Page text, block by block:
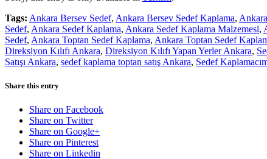
Tags: Ankara Bersev Sedef, Ankara Bersev Sedef Kaplama,
Sedef, Ankara Sedef Kaplama, Ankara Sedef Kaplama Malzemesi,
Sedef, Ankara Toptan Sedef Kaplama, Ankara Toptan Sedef
Direksiyon Kılıfı Ankara, Direksiyon Kılıfı Yapan Yerler Ankara,
Satışı Ankara, sedef kaplama toptan satış Ankara, Sedef
Share this entry
Share on Facebook
Share on Twitter
Share on Google+
Share on Pinterest
Share on Linkedin